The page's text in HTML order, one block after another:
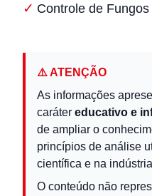
Controle de
⚠️ ATENÇÃO
As informações
caráter educativo e
de ampliar o
princípios de análise
científica e na
O conteúdo não